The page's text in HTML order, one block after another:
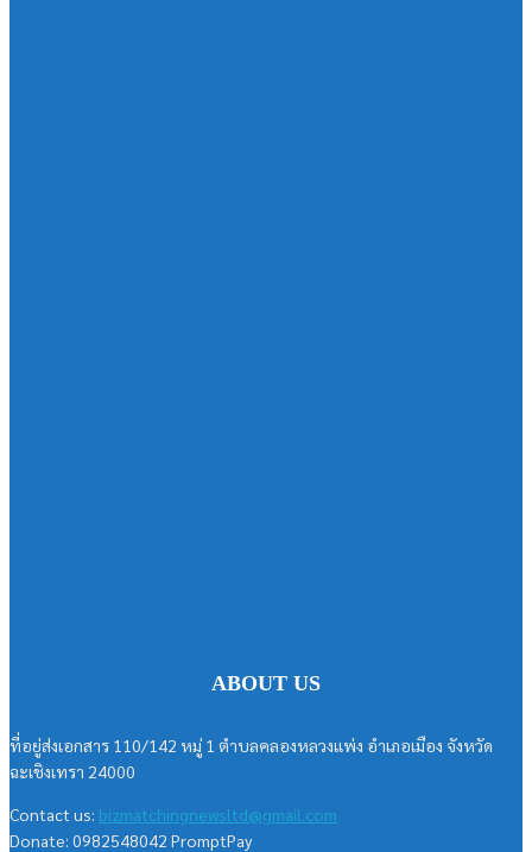
ABOUT US
ที่อยู่ส่งเอกสาร 110/142 หมู่ 1 ตำบลคลองหลวงแพ่ง อำเภอเมือง จังหวัด
ฉะเชิงเทรา 24000
Contact us: bizmatchingnewsltd@gmail.com
Donate: 0982548042 PromptPay